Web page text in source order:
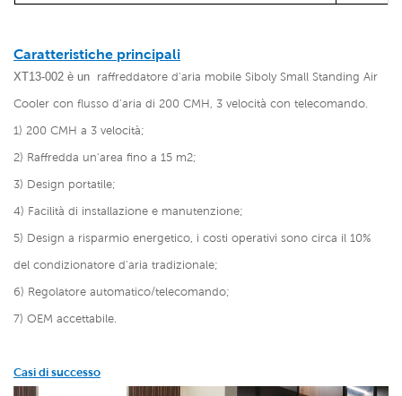
Caratteristiche principali
XT13-002 è un raffreddatore d'aria mobile Siboly Small Standing Air
Cooler con flusso d'aria di 200 CMH, 3 velocità con telecomando.
1) 200 CMH a 3 velocità;
2) Raffredda un'area fino a 15 m2;
3) Design portatile;
4) Facilità di installazione e manutenzione;
5) Design a risparmio energetico, i costi operativi sono circa il 10%
del condizionatore d'aria tradizionale;
6) Regolatore automatico/telecomando;
7) OEM accettabile.
Casi di successo